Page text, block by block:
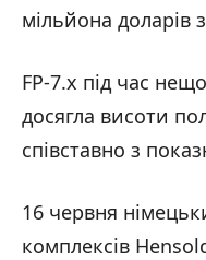
мільйона доларів
FP-7.x під час
досягла висоти
співставно з
16 червня
комплексів